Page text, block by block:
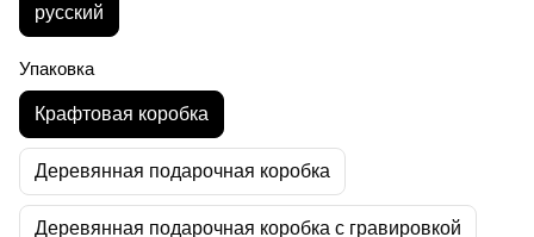
русский
Упаковка
Крафтовая коробка
Деревянная подарочная коробка
Деревянная подарочная коробка с гравировкой